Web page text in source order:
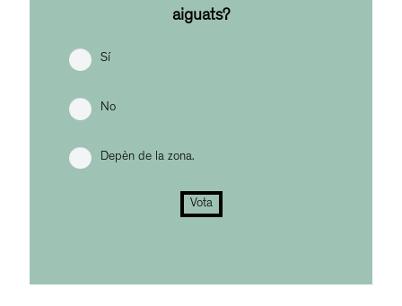
aiguats?
Sí
No
Depèn de la zona.
Vota